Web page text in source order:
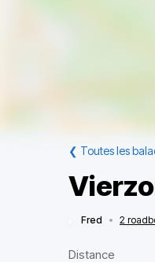
❮ Toutes les
Fred • 2
Distance